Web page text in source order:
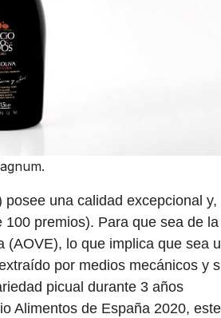
una calidad excepcional y,
premios). Para que sea de la
(AOVE), lo que implica que sea
por medios mecánicos y
picual durante 3 años
Alimentos de España 2020, este